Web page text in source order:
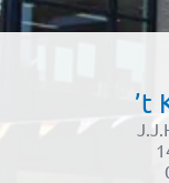
’t